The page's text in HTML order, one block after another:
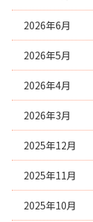
2026年6月
2026年5月
2026年4月
2026年3月
2025年12月
2025年11月
2025年10月